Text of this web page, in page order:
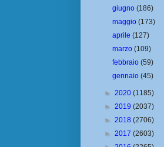
giugno(186)
maggio(173)
aprile(127)
marzo(109)
febbraio(59)
gennaio(45)
► 2020 (1185)
► 2019 (2037)
► 2018 (2706)
► 2017 (2603)